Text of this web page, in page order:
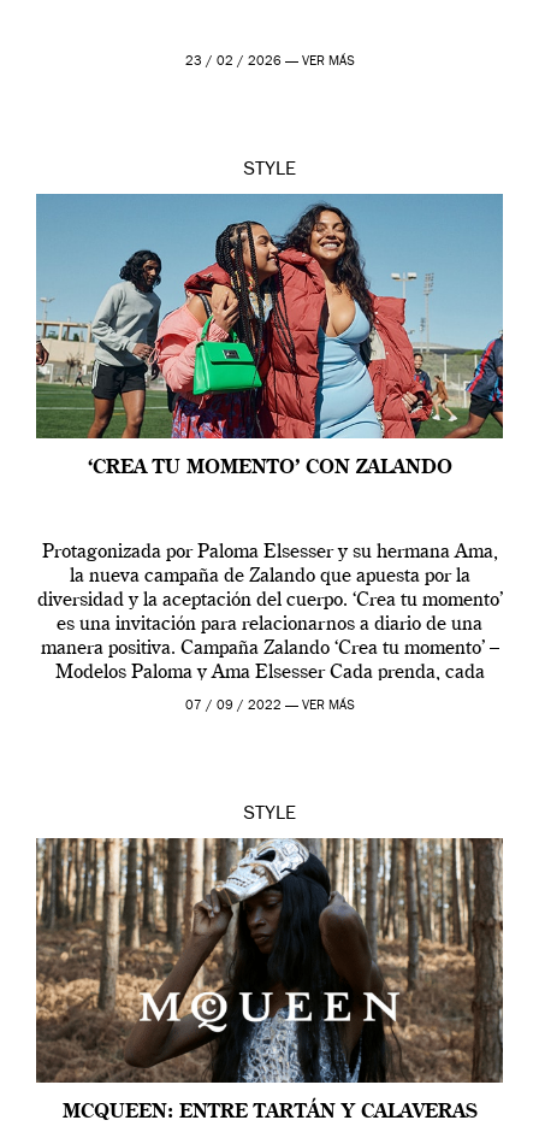
23 / 02 / 2026 — VER MÁS
STYLE
‘CREA TU MOMENTO’ CON ZALANDO
Protagonizada por Paloma Elsesser y su hermana Ama,
la nueva campaña de Zalando que apuesta por la
diversidad y la aceptación del cuerpo. ‘Crea tu momento’
es una invitación para relacionarnos a diario de una
manera positiva. Campaña Zalando ‘Crea tu momento’ –
Modelos Paloma y Ama Elsesser Cada prenda, cada
outfit, cada momento, caracteriza […]
07 / 09 / 2022 — VER MÁS
STYLE
MCQUEEN: ENTRE TARTÁN Y CALAVERAS